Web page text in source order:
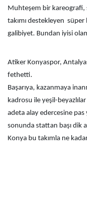
Muhteşem bir kareografi,
takımı destekleyen
galibiyet. Bundan iyisi
Atiker Konyaspor,
fethetti.
Başarıya, kazanmaya
kadrosu ile yeşil-
adeta alay edercesine pas
sonunda stattan başı dik
Konya bu takımla ne